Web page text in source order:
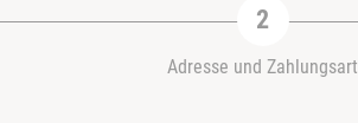
Adresse und Zahlungsart